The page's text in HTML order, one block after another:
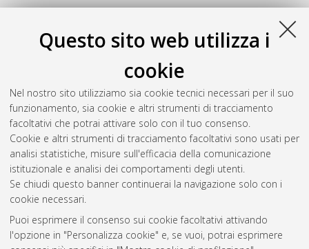
Questo sito web utilizza i
cookie
Nel nostro sito utilizziamo sia cookie tecnici necessari per il suo
funzionamento, sia cookie e altri strumenti di tracciamento
facoltativi che potrai attivare solo con il tuo consenso.
Cookie e altri strumenti di tracciamento facoltativi sono usati per
analisi statistiche, misure sull'efficacia della comunicazione
istituzionale e analisi dei comportamenti degli utenti.
Se chiudi questo banner continuerai la navigazione solo con i
cookie necessari.
Puoi esprimere il consenso sui cookie facoltativi attivando
l'opzione in "Personalizza cookie" e, se vuoi, potrai esprimere
37
Omenti, Riccardo (2025)Blank space: demographic
estimation data-sparse contexts, [Dissertation thesis], Alma
Mater Studiorum Università di Bologna. Dottorato di ricerca in
Scienze statistiche, 37 Ciclo. DOI
10.48676/unibo/amsdottorato/11832.
Questa lista e' stata generata ilSat Aug 8 20:30:48 2026
Atom
Rss 1.0